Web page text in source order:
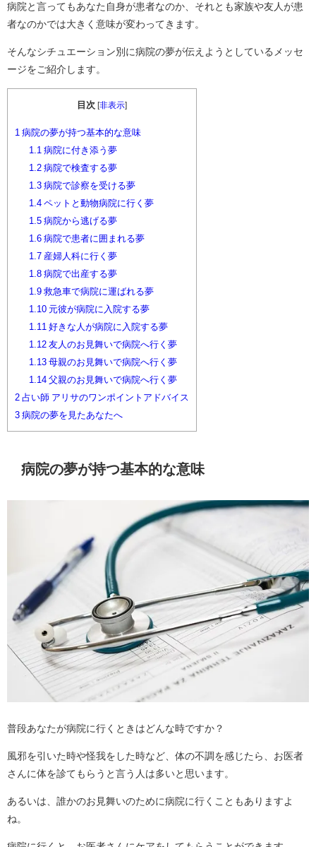
病院と言ってもあなた自身が患者なのか、それとも家族や友人が患
者なのかでは大きく意味が変わってきます。
そんなシチュエーション別に病院の夢が伝えようとしているメッセ
ージをご紹介します。
目次 [非表示]
1 病院の夢が持つ基本的な意味
1.1 病院に付き添う夢
1.2病院で検査する夢
1.3病院で診察を受ける夢
1.4ペットと動物病院に行く夢
1.5病院から逃げる夢
1.6病院で患者に囲まれる夢
1.7産婦人科に行く夢
1.8病院で出産する夢
1.9救急車で病院に運ばれる夢
1.10元彼が病院に入院する夢
1.11 好きな人が病院に入院する夢
1.12友人のお見舞いで病院へ行く夢
1.13母親のお見舞いで病院へ行く夢
1.14父親のお見舞いで病院へ行く夢
2 占い師 アリサのワンポイントアドバイス
3 病院の夢を見たあなたへ
病院の夢が持つ基本的な意味
普段あなたが病院に行くときはどんな時ですか？
風邪を引いた時や怪我をした時など、体の不調を感じたら、お医者
さんに体を診てもらうと言う人は多いと思います。
あるいは、誰かのお見舞いのために病院に行くこともありますよ
ね。